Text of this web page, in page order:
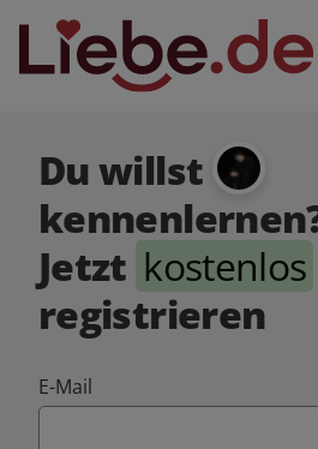
Du willst
Jetzt kostenlos
registrieren
E-Mail